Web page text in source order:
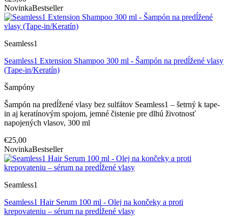
NovinkaBestseller
Seamless1
Seamless1 Extension Shampoo 300 ml - Šampón na predĺžené vlasy
(Tape-in/Keratín)
Šampóny
Šampón na predĺžené vlasy bez sulfátov Seamless1 – šetrný k tape-
in aj keratínovým spojom, jemné čistenie pre dlhú životnosť
napojených vlasov, 300 ml
€25,00
NovinkaBestseller
Seamless1
Seamless1 Hair Serum 100 ml - Olej na končeky a proti
krepovateniu – sérum na predĺžené vlasy